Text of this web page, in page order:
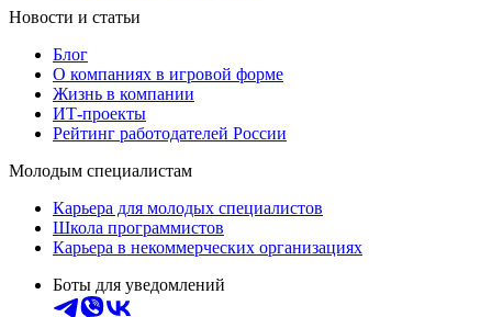
Новости и статьи
Блог
О компаниях в игровой форме
Жизнь в компании
ИТ-проекты
Рейтинг работодателей России
Молодым специалистам
Карьера для молодых специалистов
Школа программистов
Карьера в некоммерческих организациях
Боты для уведомлений